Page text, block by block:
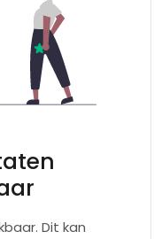
Dit kan